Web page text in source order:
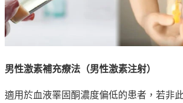
男性激素補充療法（男性激素注射）
適用於血液睪固酮濃度偏低的患者，若非